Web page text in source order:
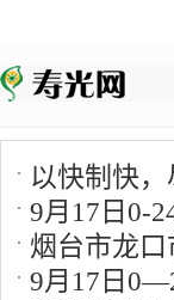
以快制快
之四 11月24
9月17日0-
月18日 17:27
烟台市龙
9月18日 17:25
9月17日